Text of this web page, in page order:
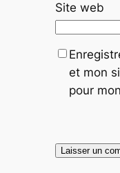
Site web
et mon
pour